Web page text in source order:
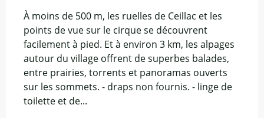
À moins de 500 m, les ruelles de Ceillac et les
points de vue sur le cirque se découvrent
facilement à pied. Et à environ 3 km, les alpages
autour du village offrent de superbes balades,
entre prairies, torrents et panoramas ouverts
sur les sommets. - draps non fournis. - linge de
toilette et de...